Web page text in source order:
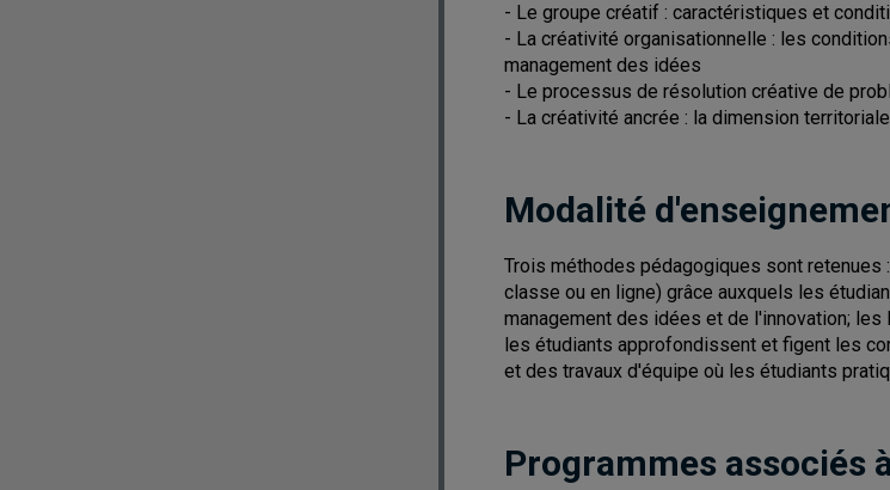
- Le groupe créatif : caractéristiques et
- La créativité organisationnelle : les
management des idées
- Le processus de résolution créative de
- La créativité ancrée : la dimension
Modalité
Trois méthodes pédagogiques sont
classe ou en ligne) grâce auxquels les
management des idées et de l'innovation;
les étudiants approfondissent et figent les
et des travaux d'équipe où les étudiants
Programmes associés